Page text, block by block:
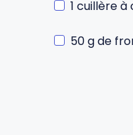
1 cuillère
50 g de